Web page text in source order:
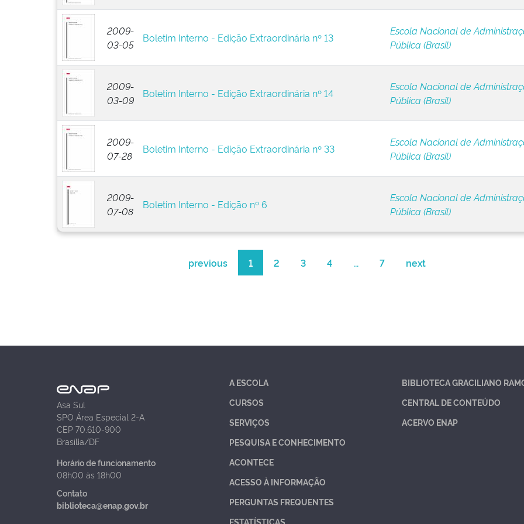
2009-
03-05
Boletim Interno - Edição Extraordinária nº 13
Escola Nacional de
Pública (Brasil)
2009-
03-09
Boletim Interno - Edição Extraordinária nº 14
Escola Nacional de
Pública (Brasil)
2009-
07-28
Boletim Interno - Edição Extraordinária nº 33
Escola Nacional de
Pública (Brasil)
2009-
07-08
Boletim Interno - Edição nº 6
Escola Nacional de
Pública (Brasil)
previous 1 2 3 4 ... 7 next
Asa Sul
SPO Área Especial 2-A
CEP 70.610-900
Brasília/DF
Horário de funcionamento
08h00 às 18h00
Contato
biblioteca@enap.gov.br
A ESCOLA
CURSOS
SERVIÇOS
PESQUISA E CONHECIMENTO
ACONTECE
ACESSO À INFORMAÇÃO
PERGUNTAS FREQUENTES
ESTATÍSTICAS
BIBLIOTECA GRACILIANO
CENTRAL DE CONTEÚDO
ACERVO ENAP